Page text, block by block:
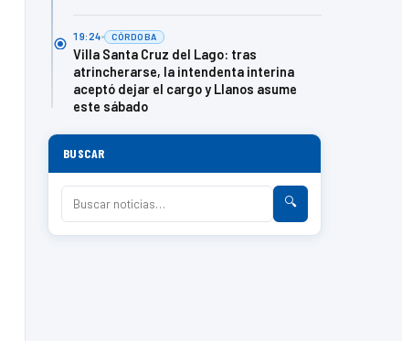
19:24 CÓRDOBA
Villa Santa Cruz del Lago: tras
atrincherarse, la intendenta interina
aceptó dejar el cargo y Llanos asume
este sábado
BUSCAR
🔍